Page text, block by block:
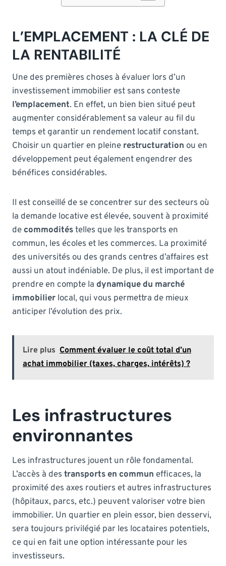
L’EMPLACEMENT : LA CLÉ DE
LA RENTABILITÉ
Une des premières choses à évaluer lors d’un
investissement immobilier est sans conteste
l’emplacement. En effet, un bien bien situé peut
augmenter considérablement sa valeur au fil du
temps et garantir un rendement locatif constant.
Choisir un quartier en pleine restructuration ou en
développement peut également engendrer des
bénéfices considérables.
Il est conseillé de se concentrer sur des secteurs où
la demande locative est élevée, souvent à proximité
de commoditéstelles que les transports en
commun, les écoles et les commerces. La proximité
des universités ou des grands centres d’affaires est
aussi un atout indéniable. De plus, il est important de
prendre en compte la dynamique du marché
immobilier local, qui vous permettra de mieux
anticiper l’évolution des prix.
Lire plus Comment évaluer le coût total d’un
achat immobilier (taxes, charges, intérêts) ?
Les infrastructures
environnantes
Les infrastructures jouent un rôle fondamental.
L’accès à des transports en commun efficaces, la
proximité des axes routiers et autres infrastructures
(hôpitaux, parcs, etc.) peuvent valoriser votre bien
immobilier. Un quartier en plein essor, bien desservi,
sera toujours privilégié par les locataires potentiels,
ce qui en fait une option intéressante pour les
investisseurs.